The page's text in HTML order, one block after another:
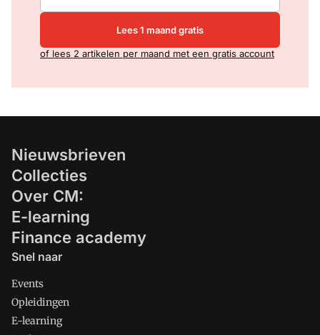
Lees 1 maand gratis
of lees 2 artikelen per maand met een gratis account
Nieuwsbrieven
Collecties
Over CM:
E-learning
Finance academy
Snel naar
Events
Opleidingen
E-learning